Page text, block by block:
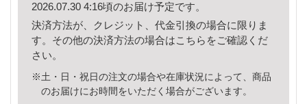
2026.07.30 4:16頃のお届け予定です。
決済方法が、クレジット、代金引換の場合に限りま
す。その他の決済方法の場合はこちら をご確認くだ
さい。
※土・日・祝日の注文の場合や在庫状況によって、商品
のお届けにお時間をいただく場合がございます。